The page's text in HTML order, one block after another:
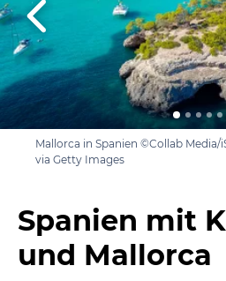
Mallorca in Spanien ©Collab
via Getty Images
Spanien mit
und Mallorca